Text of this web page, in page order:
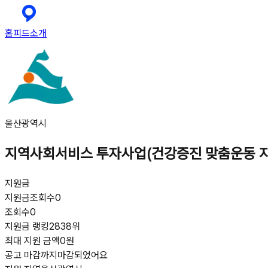
홈피드소개
울산광역시
지역사회서비스 투자사업(건강증진 맞춤운동
지원금
지원금조회수0
조회수0
지원금 랭킹2838위
최대 지원 금액0원
공고 마감까지마감되었어요